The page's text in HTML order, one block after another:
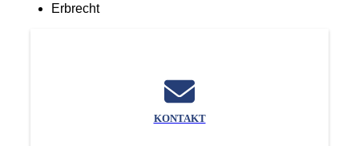
Erbrecht
KONTAKT